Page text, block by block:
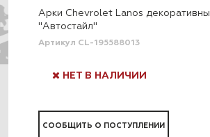
Арки Chevrolet Lanos
"Автостайл"
Артикул CL-195588013
НЕТ В НАЛИЧИИ
СООБЩИТЬ О ПОСТУПЛЕНИИ